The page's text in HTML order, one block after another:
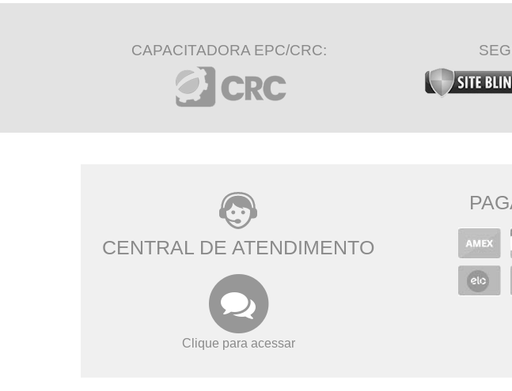
CAPACITADORA EPC/CRC:
CENTRAL DE ATENDIMENTO
Clique para acessar